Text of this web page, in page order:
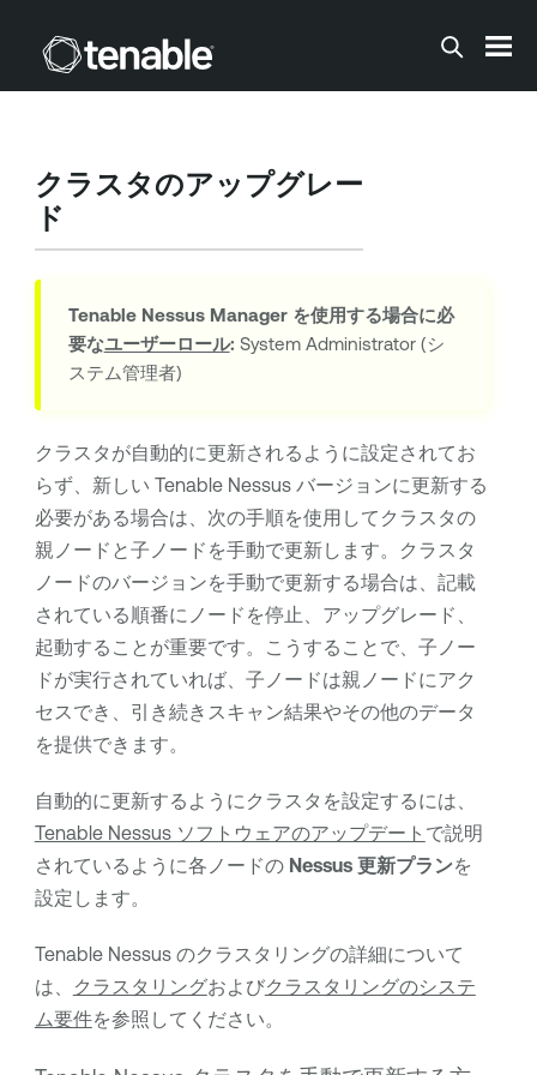
メインコンテンツに移動する
クラスタのアップグレー
ド
Tenable Nessus Managerを使用する場合に必
要なユーザーロール: System Administrator (シ
ステム管理者)
クラスタが自動的に更新されるように設定されてお
らず、新しい Tenable Nessusバージョンに更新する
必要がある場合は、次の手順を使用してクラスタの
親ノードと子ノードを手動で更新します。クラスタ
ノードのバージョンを手動で更新する場合は、記載
されている順番にノードを停止、アップグレード、
起動することが重要です。こうすることで、子ノー
ドが実行されていれば、子ノードは親ノードにアク
セスでき、引き続きスキャン結果やその他のデータ
を提供できます。
自動的に更新するようにクラスタを設定するには、
Tenable Nessus ソフトウェアのアップデート で説明
されているように各ノードの Nessus 更新プランを
設定します。
Tenable Nessusのクラスタリングの詳細について
は、
クラスタリングおよびクラスタリングのシステ
ム要件を参照してください。